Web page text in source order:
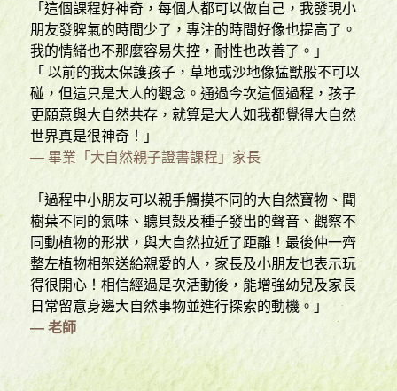
「這個課程好神奇，每個人都可以做自己，我發現小
朋友發脾氣的時間少了，專注的時間好像也提高了。
我的情緒也不那麼容易失控，耐性也改善了。」
「 以前的我太保護孩子，草地或沙地像猛獸般不可以
碰，但這只是大人的觀念。通過今次這個過程，孩子
更願意與大自然共存，就算是大人如我都覺得大自然
世界真是很神奇！」
— 畢業「大自然親子證書課程」家長
「過程中小朋友可以親手觸摸不同的大自然寶物、聞
樹葉不同的氣味、 聽貝殼及種子發出的聲音、觀察不
同動植物的形狀，與大自然拉近了距離！最後仲一齊
整左植物相架送給親愛的人，家長及小朋友也表示玩
得很開心！相信經過是次活動後，能增強幼兒及家長
日常留意身邊大自然事物並進行探索的動機。」
— 老師